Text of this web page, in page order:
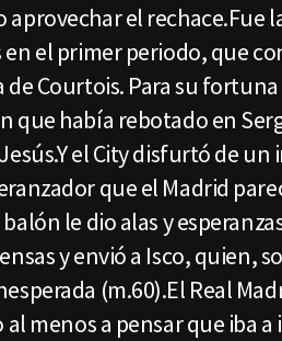
aprovechar el rechace.Fue
en el primer periodo, que
Courtois. Para su
que había rebotado en
el City disfurtó de
que el Madrid
le dio alas y
y envió a Isco, quien,
(m.60).El Real
al menos a pensar que iba